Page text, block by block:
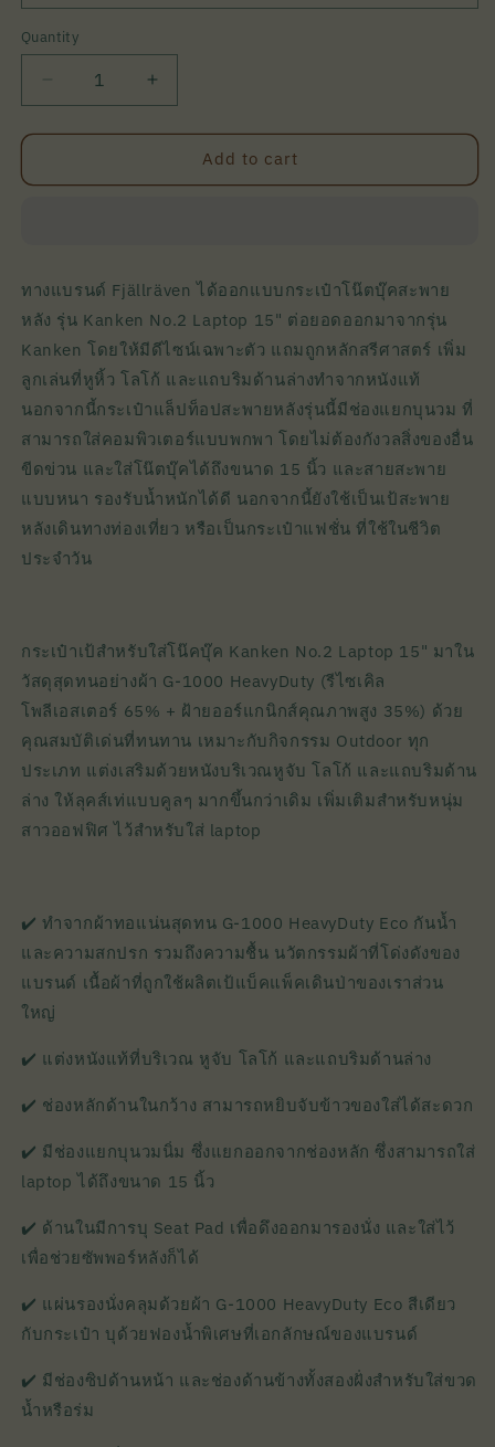
Quantity
Quantity
Decrease
quantity
for
No.2
Increase
quantity
for
Kånken
No.2
Add to cart
ทางแบรนด์ Fjällräven ได้ออกแบบกระเป๋าโน๊ตบุ๊คสะพาย
หลัง รุ่น Kanken No.2 Laptop 15" ต่อยอดออกมาจากรุ่น
Kanken โดยให้มีดีไซน์เฉพาะตัว แถมถูกหลักสรีศาสตร์ เพิ่ม
ลูกเล่นที่หูหิ้ว โลโก้ และแถบริมด้านล่างทำจากหนังแท้
นอกจากนี้กระเป๋าแล็ปท็อปสะพายหลังรุ่นนี้มีช่องแยกบุนวม ที่
สามารถใส่คอมพิวเตอร์แบบพกพา โดยไม่ต้องกังวลสิ่งของอื่น
ขีดข่วน และใส่โน๊ตบุ๊คได้ถึงขนาด 15 นิ้ว และสายสะพาย
แบบหนา รองรับน้ำหนักได้ดี นอกจากนี้ยังใช้เป็นเป้สะพาย
หลังเดินทางท่องเที่ยว หรือเป็นกระเป๋าแฟชั่น ที่ใช้ในชีวิต
ประจำวัน
กระเป๋าเป้สำหรับใส่โน๊คบุ๊ค Kanken No.2 Laptop 15" มาใน
วัสดุสุดทนอย่างผ้า G-1000 HeavyDuty (รีไซเคิล
โพลีเอสเตอร์ 65% + ฝ้ายออร์แกนิกส์คุณภาพสูง 35%) ด้วย
คุณสมบัติเด่นที่ทนทาน เหมาะกับกิจกรรม Outdoor ทุก
ประเภท แต่งเสริมด้วยหนังบริเวณหูจับ โลโก้ และแถบริมด้าน
ล่าง ให้ลุคส์เท่แบบคูลๆ มากขึ้นกว่าเดิม เพิ่มเติมสำหรับหนุ่ม
สาวออฟฟิศ ไว้สำหรับใส่ laptop
✔️ ทำจากผ้าทอแน่นสุดทน G-1000 HeavyDuty Eco กันน้ำ
และความสกปรก รวมถึงความชื้น นวัตกรรมผ้าที่โด่งดังของ
แบรนด์ เนื้อผ้าที่ถูกใช้ผลิตเป้แบ็คแพ็คเดินป่าของเราส่วน
ใหญ่
✔️ แต่งหนังแท้ที่บริเวณ หูจับ โลโก้ และแถบริมด้านล่าง
✔️ ช่องหลักด้านในกว้าง สามารถหยิบจับข้าวของใส่ได้สะดวก
✔️ มีช่องแยกบุนวมนิ่ม ซึ่งแยกออกจากช่องหลัก ซึ่งสามารถใส่
laptop ได้ถึงขนาด 15 นิ้ว
✔️ ด้านในมีการบุ Seat Pad เพื่อดึงออกมารองนั่ง และใส่ไว้
เพื่อช่วยซัพพอร์หลังก็ได้
✔️ แผ่นรองนั่งคลุมด้วยผ้า G-1000 HeavyDuty Eco สีเดียว
กับกระเป๋า บุด้วยฟองน้ำพิเศษที่เอกลักษณ์ของแบรนด์
✔️ มีช่องซิปด้านหน้า และช่องด้านข้างทั้งสองฝั่งสำหรับใส่ขวด
น้ำหรือร่ม